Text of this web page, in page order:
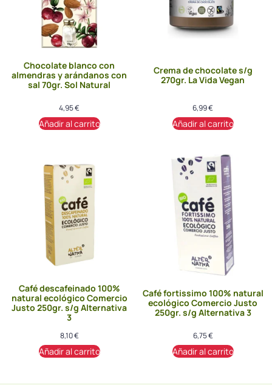
Chocolate blanco con
almendras y arándanos con
sal 70gr. Sol Natural
4,95€
Añadir al carrito
Crema de chocolate s/g
270gr. La Vida Vegan
6,99€
Añadir al carrito
Café descafeinado 100%
natural ecológico Comercio
Justo 250gr. s/g Alternativa
3
8,10€
Añadir al carrito
Café fortissimo 100% natural
ecológico Comercio Justo
250gr. s/g Alternativa 3
6,75€
Añadir al carrito